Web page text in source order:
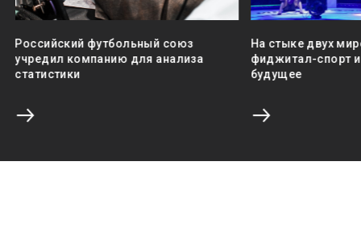
Российский футбольный союз
учредил компанию для анализа
статистики
На стыке двух
фиджитал-спорт
будущее